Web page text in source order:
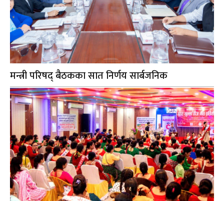
मन्त्री परिषद् बैठकका सात निर्णय सार्बजनिक